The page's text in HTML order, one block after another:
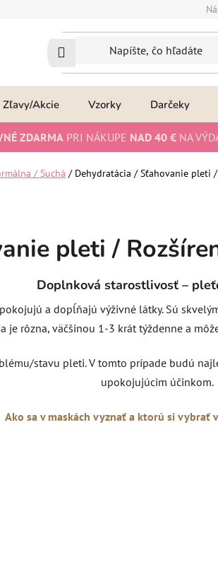
Zľavy/Akcie Vzorky Darčeky
ZDARMA PRI NÁKUPE NAD 40 € NA
/ Suchá / Dehydratácia / Sťahovanie pleti
pleti /
Doplnková starostlivosť –
a dopĺňajú výživné látky. Sú
je rôzna, väčšinou 1-3 krát týždenne a
stavu pleti. V tomto prípade budú
upokojujúcim účinkom.
Ako sa v maskách vyznať a ktorú si vybrať